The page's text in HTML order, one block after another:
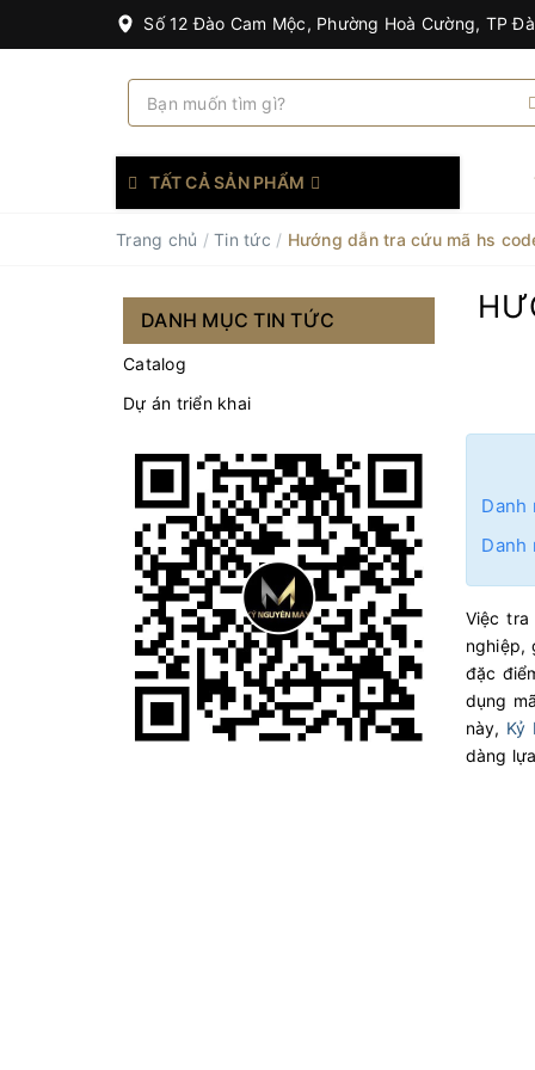
Số 12 Đào Cam Mộc, Phường Hoà Cường, TP
TẤT CẢ SẢN PHẨM
Trang chủ / Tin tức / Hướng dẫn tra cứu mã hs
Danh
Danh
Việc
nghiệp,
đặc
dụng
này, Kỷ
dàng
DANH MỤC TIN TỨC
Catalog
Dự án triển khai